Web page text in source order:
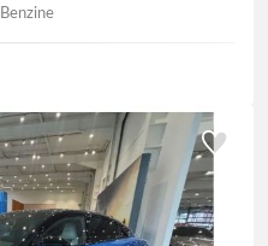
Benzine